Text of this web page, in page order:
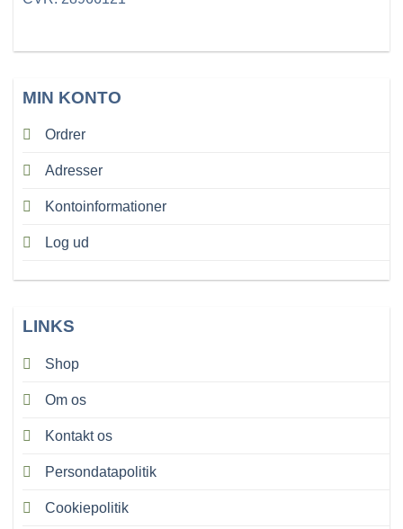
MIN KONTO
Ordrer
Adresser
Kontoinformationer
Log ud
LINKS
Shop
Om os
Kontakt os
Persondatapolitik
Cookiepolitik